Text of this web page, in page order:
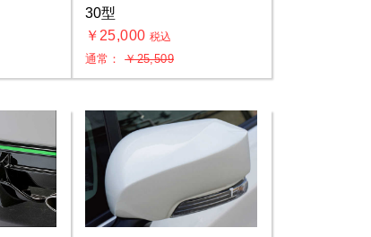
30型
￥25,000 税込
通常：￥25,509